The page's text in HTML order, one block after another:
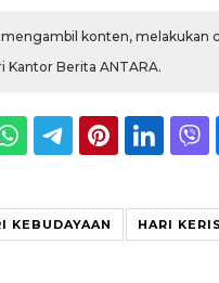
mengambil konten, melakukan
Kantor Berita ANTARA.
KEBUDAYAAN HARI